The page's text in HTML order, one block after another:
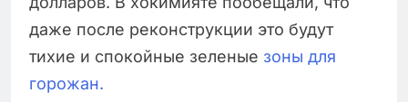
даже после реконструкции это будут
тихие и спокойные зеленые зоны для
горожан.